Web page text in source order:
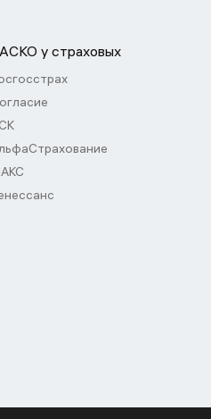
у страховых